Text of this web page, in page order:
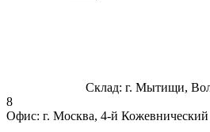
Склад: г. Мытищи,
8
Офис: г. Москва, 4-й Кожевнический